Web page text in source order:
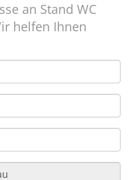
an Stand WC
helfen Ihnen